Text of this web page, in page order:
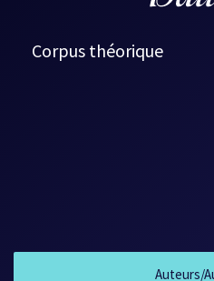
Corpus théorique
Auteurs/